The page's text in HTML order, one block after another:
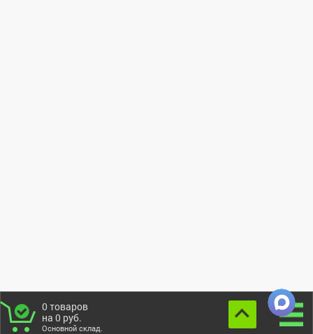
0 товаров
на 0 руб.
Основной склад.